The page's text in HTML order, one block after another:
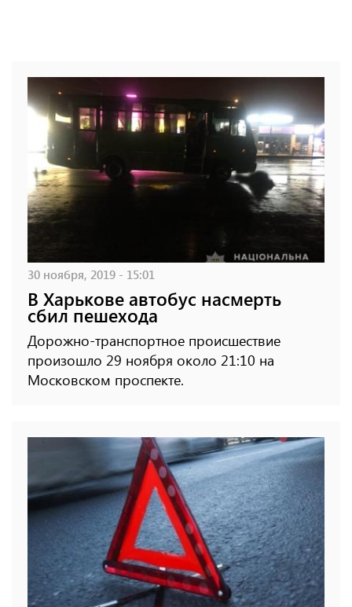
30 ноября, 2019 - 15:01
В Харькове автобус насмерть
сбил пешехода
Дорожно-транспортное происшествие
произошло 29 ноября около 21:10 на
Московском проспекте.